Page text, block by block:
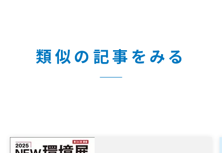
類似の記事をみる